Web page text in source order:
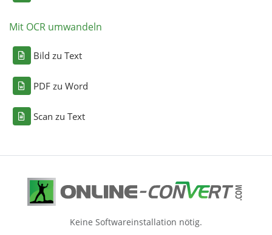
Mit OCR umwandeln
Bild zu Text
PDF zu Word
Scan zu Text
Keine Softwareinstallation nötig.